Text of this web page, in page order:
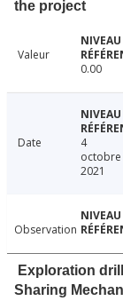
the project
Valeur
0.00
Date
4
octobre
2021
Observation
Exploration
Sharing